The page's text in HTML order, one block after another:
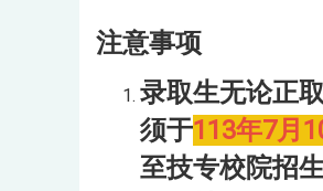
注意事项
录取生无论正
须于113年7月
至技专校院招